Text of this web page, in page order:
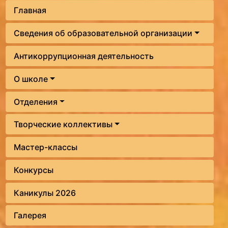
Главная
Сведения об образовательной организации
Антикоррупционная деятельность
О школе
Отделения
Творческие коллективы
Мастер-классы
Конкурсы
Каникулы 2026
Галерея